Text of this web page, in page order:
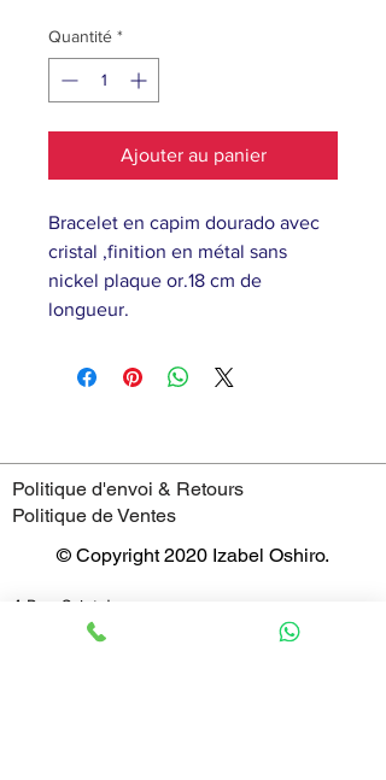
Quantité *
Ajouter au panier
Bracelet en capim dourado avec
cristal ,finition en métal sans
nickel plaque or.18 cm de
longueur.
Politique d'envoi & Retours
Politique de Ventes
© Copyright 2020 Izabel Oshiro.
4 Rue Saint-Jean,
69005 - Lyon